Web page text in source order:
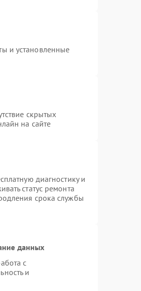
и установленные
скрытых
на сайте
диагностику и
статус ремонта
срока службы
данных
с
и